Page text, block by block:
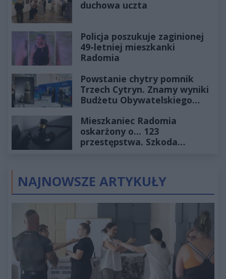
duchowa uczta
Policja poszukuje zaginionej
49-letniej mieszkanki
Radomia
Powstanie chytry pomnik
Trzech Cytryn. Znamy wyniki
Budżetu Obywatelskiego
Mieszkaniec Radomia
oskarżony o... 123
przestępstwa. Szkoda
NAJNOWSZE ARTYKUŁY